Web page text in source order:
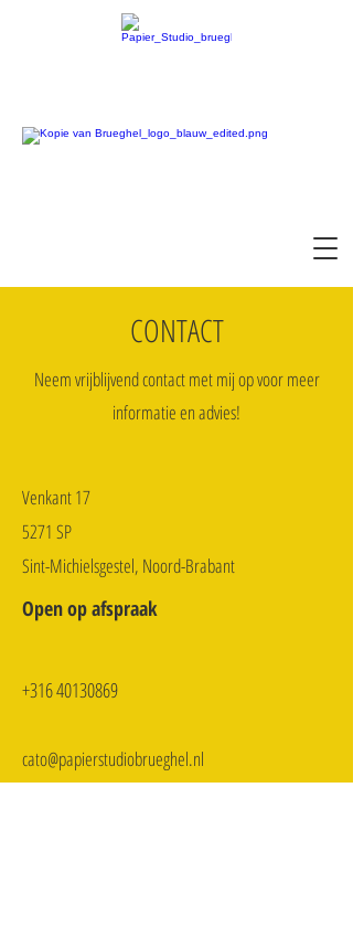
CONTACT
Neem vrijblijvend contact met mij op voor meer
informatie en advies!
Venkant 17
5271 SP
Sint-Michielsgestel, Noord-Brabant
Open op afspraak
+316 40130869
cato@papierstudiobrueghel.nl